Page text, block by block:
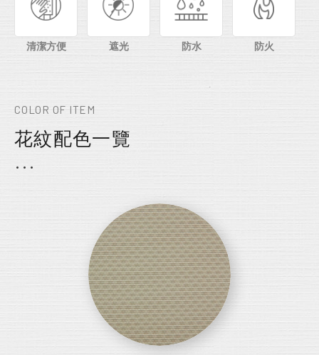
清潔方便 遮光 防水 防火
COLOR OF ITEM
花紋配色一覽